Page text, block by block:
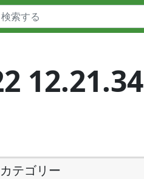
12.21.34
カテゴリー